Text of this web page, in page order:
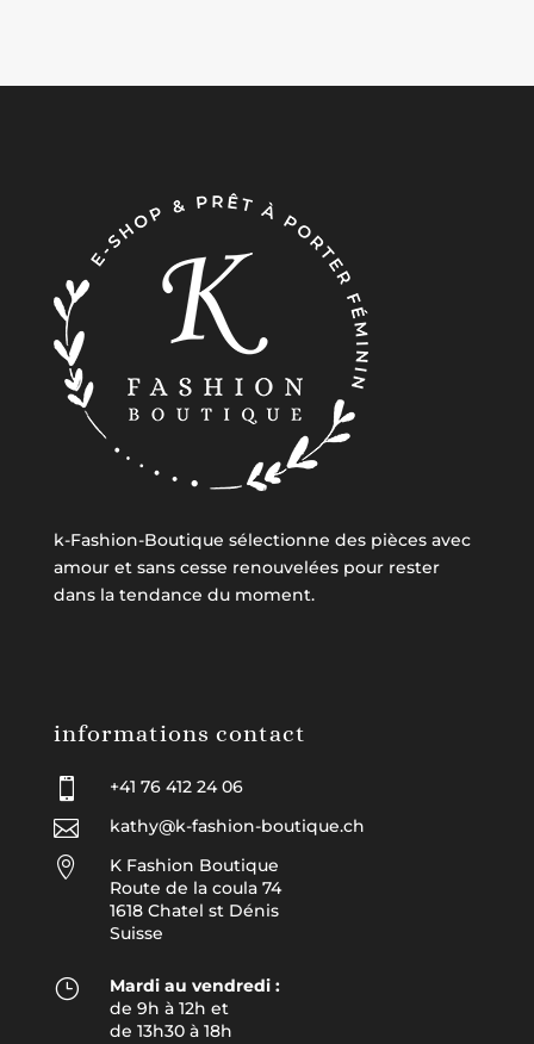
k-Fashion-Boutique sélectionne des pièces avec
amour et sans cesse renouvelées pour rester
dans la tendance du moment.
informations contact
 +41 76 412 24 06
 kathy@k-fashion-boutique.ch

K Fashion Boutique
Route de la coula 74
1618 Chatel st Dénis
Suisse
}
Mardi au vendredi :
de 9h à 12h et
de 13h30 à 18h